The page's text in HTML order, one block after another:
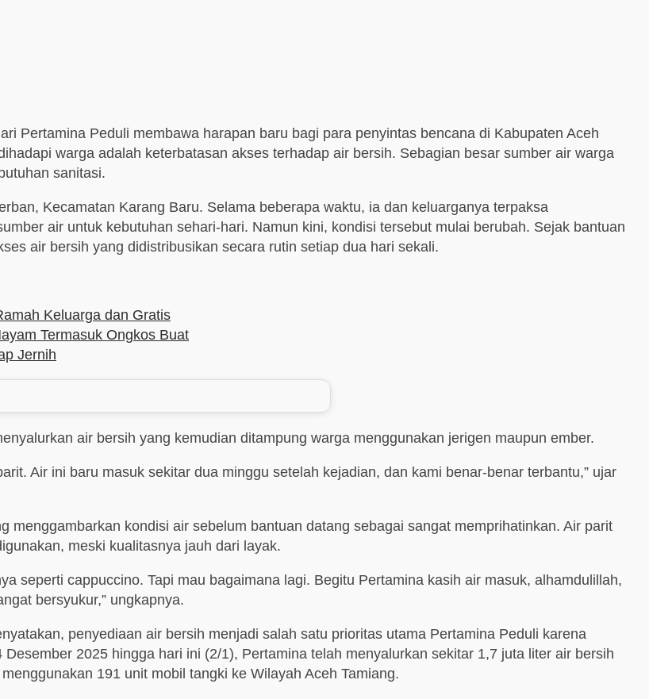
Pertamina Peduli membawa harapan baru bagi para penyintas bencana di Kabupaten Aceh
warga adalah keterbatasan akses terhadap air bersih. Sebagian besar sumber air warga
sanitasi.
Kecamatan Karang Baru. Selama beberapa waktu, ia dan keluarganya terpaksa
air untuk kebutuhan sehari-hari. Namun kini, kondisi tersebut mulai berubah. Sejak bantuan
air bersih yang didistribusikan secara rutin setiap dua hari sekali.
Keluarga dan Gratis
Termasuk Ongkos Buat
Jernih
air bersih yang kemudian ditampung warga menggunakan jerigen maupun ember.
Air ini baru masuk sekitar dua minggu setelah kejadian, dan kami benar-benar terbantu,” ujar
menggambarkan kondisi air sebelum bantuan datang sebagai sangat memprihatinkan. Air parit
meski kualitasnya jauh dari layak.
seperti cappuccino. Tapi mau bagaimana lagi. Begitu Pertamina kasih air masuk, alhamdulillah,
bersyukur,” ungkapnya.
penyediaan air bersih menjadi salah satu prioritas utama Pertamina Peduli karena
2025 hingga hari ini (2/1), Pertamina telah menyalurkan sekitar 1,7 juta liter air bersih
191 unit mobil tangki ke Wilayah Aceh Tamiang.